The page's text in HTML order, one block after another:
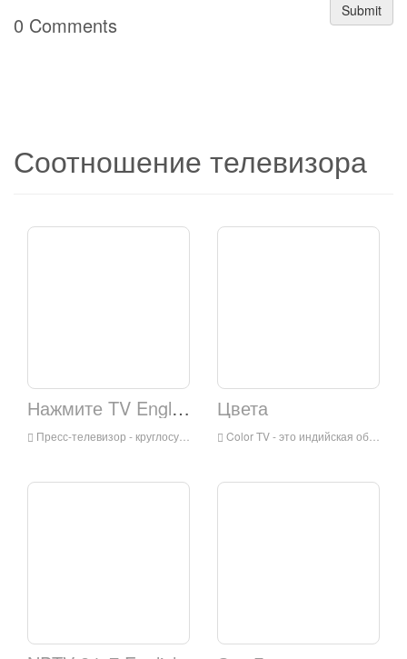
Submit
0 Comments
Соотношение телевизора
Нажмите TV English
Пресс-телевизор - круглосуточная английская телевизионная станция Television Television для аудитории во всем мире. Это штаб-квартира в Тегеране, столице Ирана. Он в основном транслирует последние новости, комментарии и документальные фильмы, ориентируясь на ситуацию на Ближнем Востоке.
Цвета
Color TV - это индийская общее сеть развлекательной вещания, принадлежащей Viacom 18. Программы сети включают семейные драмы, комедии, реалити-шоу для молодежи, преступления и телевизионные фильмы